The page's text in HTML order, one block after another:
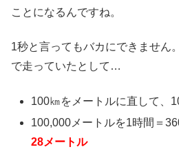
ことになるんですね。
1秒と言ってもバカにできません
で走っていたとして…
100㎞をメートルに直して、
100,000メートルを1時間＝
28メートル